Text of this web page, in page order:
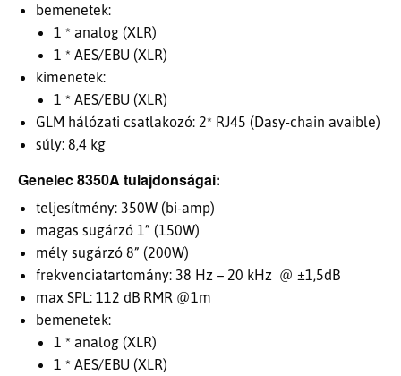
bemenetek:
1 * analog (XLR)
1 * AES/EBU (XLR)
kimenetek:
1 * AES/EBU (XLR)
GLM hálózati csatlakozó: 2* RJ45 (Dasy-chain avaible)
súly: 8,4 kg
Genelec 8350A tulajdonságai:
teljesítmény: 350W (bi-amp)
magas sugárzó 1” (150W)
mély sugárzó 8” (200W)
frekvenciatartomány: 38 Hz – 20 kHz @ ±1,5dB
max SPL: 112 dB RMR @1m
bemenetek:
1 * analog (XLR)
1 * AES/EBU (XLR)